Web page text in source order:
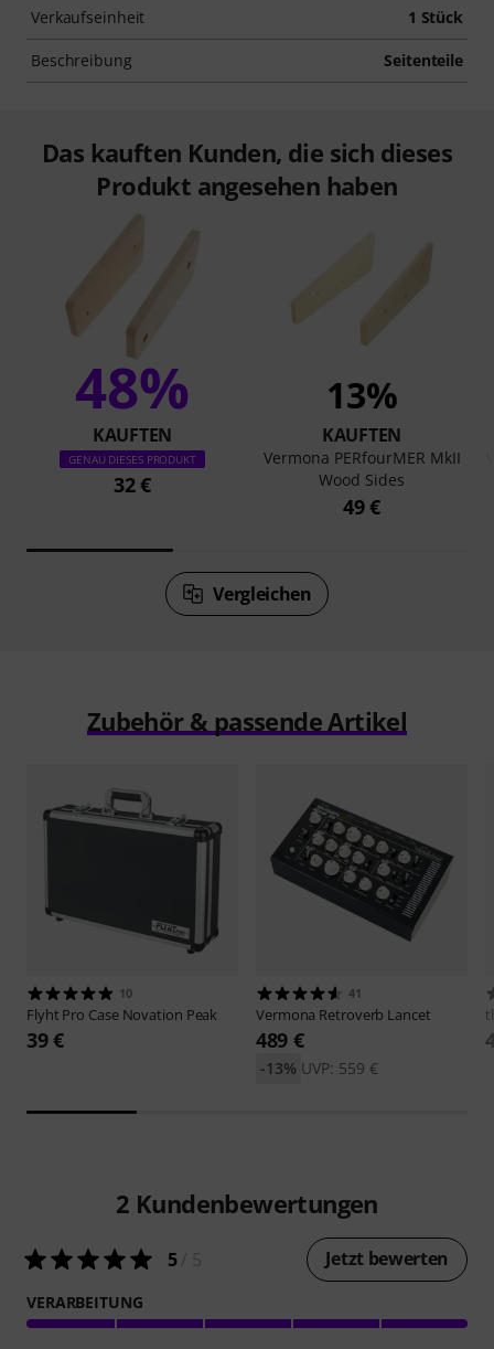
Verkaufseinheit 1 Stück
Beschreibung Seitenteile
Das kauften Kunden, die sich dieses
Produkt angesehen haben
48%
KAUFTEN
GENAU DIESES PRODUKT
32 €
13%
KAUFTEN
Vermona PERfourMER MkII
Wood Sides
49 €
Vergleichen
Zubehör & passende Artikel
10
Flyht Pro Case Novation Peak
39 €
41
Vermona Retroverb Lancet
489 €
UVP: 559 €
-13%
2 Kundenbewertungen
5/ 5 Jetzt bewerten
VERARBEITUNG